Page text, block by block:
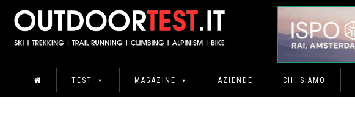
TEST MAGAZINE AZIENDE CHI SIAMO